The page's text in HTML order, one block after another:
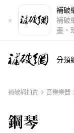
補破
補破
畫、
分類
補破網拍賣 音樂樂器
鋼琴